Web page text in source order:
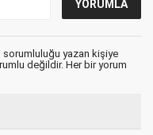
sorumluluğu yazan kişiye
değildir. Her bir yorum